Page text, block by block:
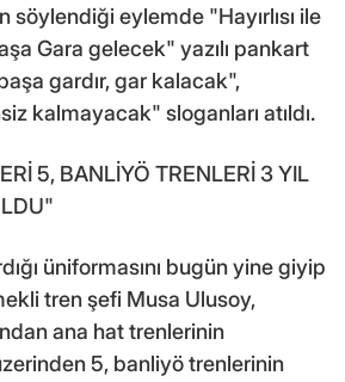
eylemde "Hayırlısı ile
Gara gelecek" yazılı pankart
gardır, gar kalacak",
kalmayacak" sloganları atıldı.
5, BANLİYÖ TRENLERİ 3 YIL
üniformasını bugün yine giyip
tren şefi Musa Ulusoy,
ana hat trenlerinin
5, banliyö trenlerinin